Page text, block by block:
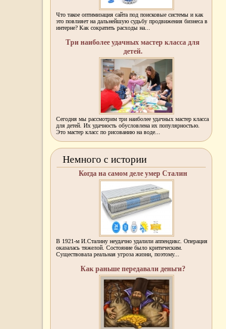
Что такое оптимизация сайта под поисковые системы и как
это повлияет на дальнейшую судьбу продвижения бизнеса в
интерне? Как сократить расходы на...
Три наиболее удачных мастер класса для
детей.
Сегодня мы рассмотрим три наиболее удачных мастер класса
для детей. Их удачность обусловлена их популярностью.
Это мастер класс по рисованию на воде...
Немного с истории
Когда на самом деле умер Сталин
В 1921-м И.Сталину неудачно удалили аппендикс. Операция
оказалась тяжелой. Состояние было критическим.
Существовала реальная угроза жизни, поэтому...
Как раньше передавали деньги?